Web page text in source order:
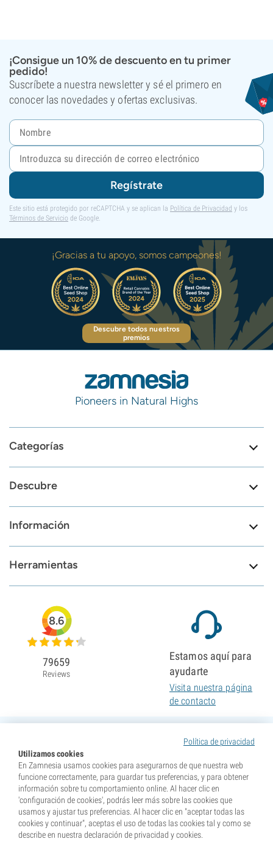
¡Consigue un 10% de descuento en tu primer
pedido!
Suscríbete a nuestra newsletter y sé el primero en
conocer las novedades y ofertas exclusivas.
Regístrate
Este sitio está protegido por reCAPTCHA y se aplican la Política de Privacidad y los
Términos de Servicio de Google.
¡Gracias a tu apoyo, somos campeones!
Descubre todos nuestros
premios
Pioneers in Natural Highs
Categorías
Descubre
Información
Herramientas
Política de privacidad
Utilizamos cookies
En Zamnesia usamos cookies para asegurarnos de que nuestra web
funcione correctamente, para guardar tus preferencias, y para obtener
información sobre tu comportamiento online. Al hacer clic en
'configuración de cookies', podrás leer más sobre las cookies que
usamos y ajustar tus preferencias. Al hacer clic en "aceptar todas las
cookies y continuar", aceptas el uso de todas las cookies tal y como se
describe en nuestra declaración de privacidad y cookies.
8.6
79659
Reviews
Estamos aquí para
ayudarte
Visita nuestra página
de contacto